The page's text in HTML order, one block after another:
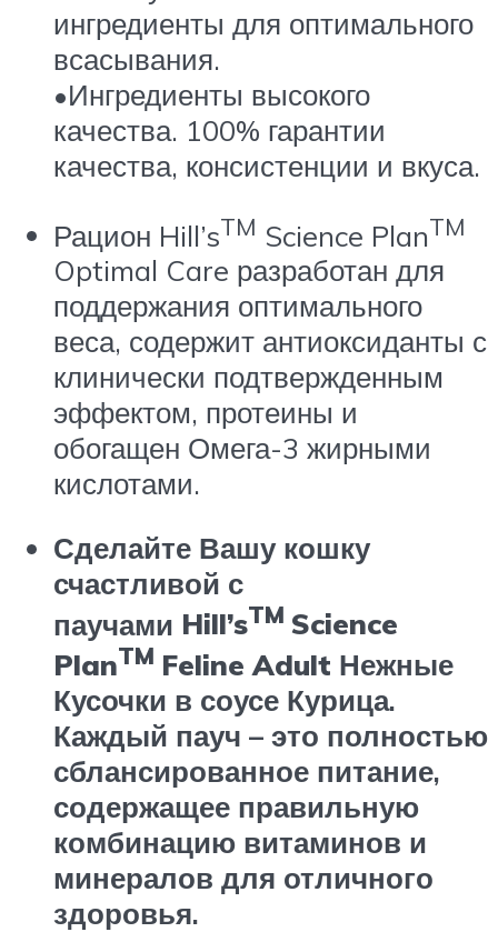
ингредиенты для оптимального
всасывания.
•Ингредиенты высокого
качества. 100% гарантии
качества, консистенции и вкуса.
Рацион Hill’sTM Science PlanTM
Optimal Care разработан для
поддержания оптимального
веса, содержит антиоксиданты с
клинически подтвержденным
эффектом, протеины и
обогащен Омега-3 жирными
кислотами.
Сделайте Вашу кошку
счастливой с
паучами Hill’sTM Science
PlanTM Feline Adult Нежные
Кусочки в соусе Курица.
Каждый пауч – это полностью
сблансированное питание,
содержащее правильную
комбинацию витаминов и
минералов для отличного
здоровья.